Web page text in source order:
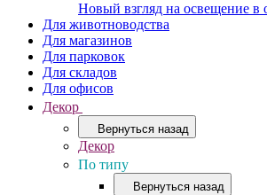
Новый взгляд на освещение в
Для животноводства
Для магазинов
Для парковок
Для складов
Для офисов
Декор
Вернуться назад
Декор
По типу
Вернуться назад